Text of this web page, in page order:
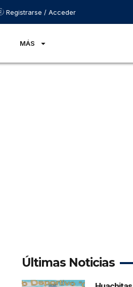
Registrarse / Acceder
MÁS
Últimas Noticias